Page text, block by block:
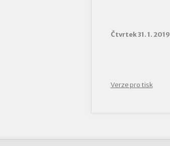
Čtvrtek 31. 1. 2019
Verze pro tisk